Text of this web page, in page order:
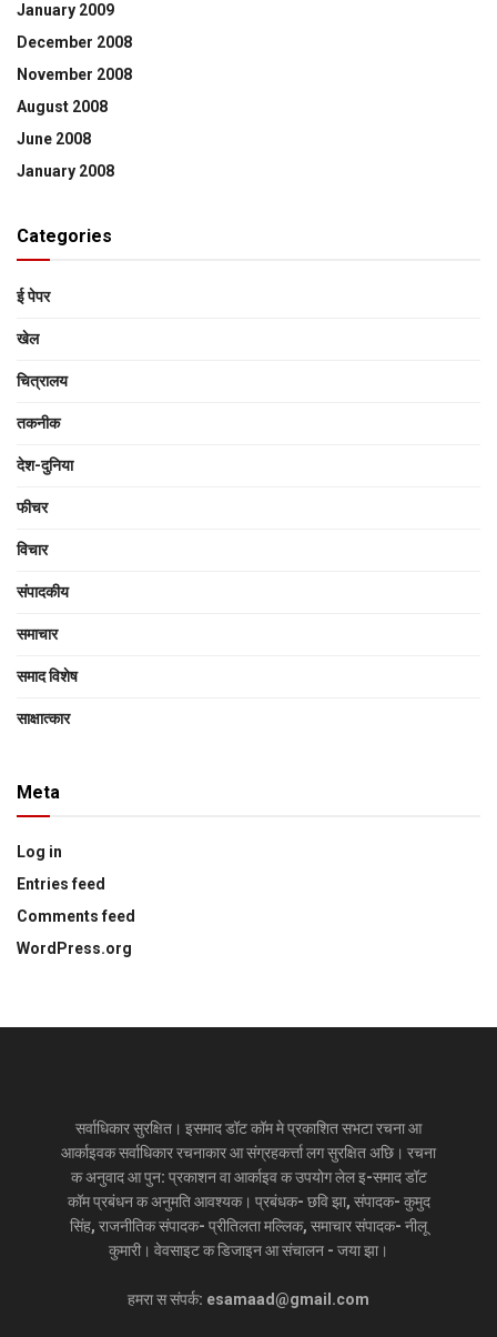
January 2009
December 2008
November 2008
August 2008
June 2008
January 2008
Categories
ई पेपर
खेल
चित्रालय
तकनीक
देश-दुनिया
फीचर
विचार
संपादकीय
समाचार
समाद विशेष
साक्षात्‍कार
Meta
Log in
Entries feed
Comments feed
WordPress.org
सर्वाधिकार सुरक्षित। इसमाद डॉट कॉम मे प्रकाशित सभटा रचना आ
आर्काइवक सर्वाधिकार रचनाकार आ संग्रहकर्त्ता लग सुरक्षित अछि। रचना
क अनुवाद आ पुन: प्रकाशन वा आर्काइव क उपयोग लेल इ-समाद डॉट
कॉम प्रबंधन क अनुमति आवश्यक। प्रबंधक- छवि झा, संपादक- कुमुद
सिंह, राजनीतिक संपादक- प्रीतिलता मल्लिक, समाचार संपादक- नीलू
कुमारी। वेवसाइट क डिजाइन आ संचालन - जया झा।
हमरा स संपर्क: esamaad@gmail.com